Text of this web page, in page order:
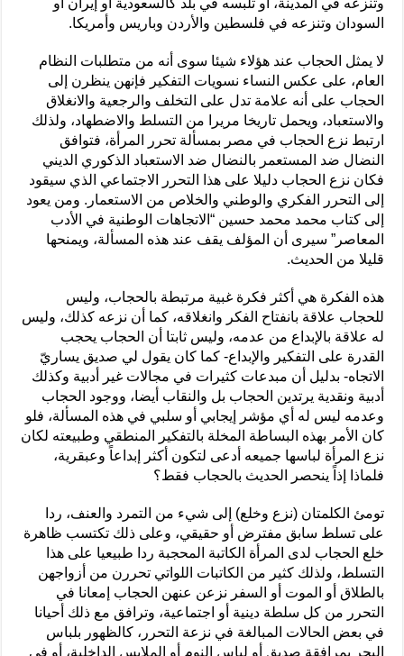
السودان وتنزعه في فلسطين والأردن وباريس وأمريكا.
لا يمثل الحجاب عند هؤلاء شيئا سوى أنه من متطلبات النظام
العام، على عكس النساء نسويات التفكير فإنهن ينظرن إلى
الحجاب على أنه علامة تدل على التخلف والرجعية والانغلاق
والاستعباد، ويحمل تاريخا مريرا من التسلط والاضطهاد، ولذلك
ارتبط نزع الحجاب في مصر بمسألة تحرر المرأة، فتوافق
النضال ضد المستعمر بالنضال ضد الاستعباد الذكوري الديني
فكان نزع الحجاب دليلا على هذا التحرر الاجتماعي الذي سيقود
إلى التحرر الفكري والوطني والخلاص من الاستعمار. ومن يعود
إلى كتاب محمد محمد حسين “الاتجاهات الوطنية في الأدب
المعاصر” سيرى أن المؤلف يقف عند هذه المسألة، ويمنحها
قليلا من الحديث.
هذه الفكرة هي أكثر فكرة غبية مرتبطة بالحجاب، وليس
للحجاب علاقة بانفتاح الفكر وانغلاقه، كما أن نزعه كذلك، وليس
له علاقة بالإبداع من عدمه، وليس ثابتا أن الحجاب يحجب
القدرة على التفكير والإبداع- كما كان يقول لي صديق يساريّ
الاتجاه- بدليل أن مبدعات كثيرات في مجالات غير أدبية وكذلك
أدبية ونقدية يرتدين الحجاب بل والنقاب أيضا، ووجود الحجاب
وعدمه ليس له أي مؤشر إيجابي أو سلبي في هذه المسألة، فلو
كان الأمر بهذه البساطة المخلة بالتفكير المنطقي وطبيعته لكان
نزع المرأة لباسها جميعه أدعى لتكون أكثر إبداعاً وعبقرية،
فلماذا إذاً ينحصر الحديث بالحجاب فقط؟
تومئ الكلمتان (نزع وخلع) إلى شيء من التمرد والعنف، ردا
على تسلط سابق مفترض أو حقيقي، وعلى ذلك تكتسب ظاهرة
خلع الحجاب لدى المرأة الكاتبة المحجبة ردا طبيعيا على هذا
التسلط، ولذلك كثير من الكاتبات اللواتي تحررن من أزواجهن
بالطلاق أو الموت أو السفر نزعن عنهن الحجاب إمعانا في
التحرر من كل سلطة دينية أو اجتماعية، وترافق مع ذلك أحيانا
في بعض الحالات المبالغة في نزعة التحرر، كالظهور بلباس
البحر بمرافقة صديق أو لباس النوم أو الملابس الداخلية، أو في